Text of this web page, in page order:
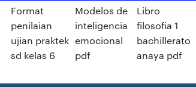
Format
penilaian
ujian praktek
sd kelas 6
Modelos de
inteligencia
emocional
pdf
Libro
filosofia 1
bachillerato
anaya pdf